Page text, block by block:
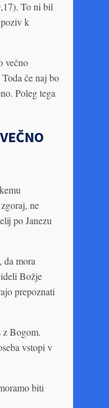
To ni bil
k
večno
če naj bo
Poleg tega
ne
po Janezu
da mora
Božje
prepoznati
z Bogom.
vstopi v
biti